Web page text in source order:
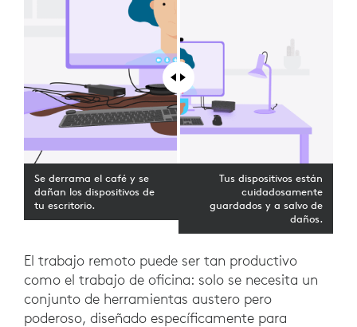
Se derrama el café y se
dañan los dispositivos de
tu escritorio.
Tus dispositivos están
cuidadosamente
guardados y a salvo de
daños.
El trabajo remoto puede ser tan productivo
como el trabajo de oficina: solo se necesita un
conjunto de herramientas austero pero
poderoso, diseñado específicamente para